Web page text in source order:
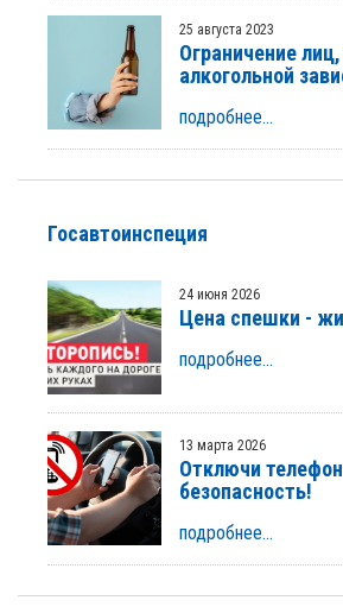
25 августа 2023
Ограничение лиц, страдающих
алкогольной
подробнее...
Госавтоинспеция
24 июня 2026
Цена спешки -
подробнее...
13 марта 2026
Отключи телефон – включи
безопасность!
подробнее...